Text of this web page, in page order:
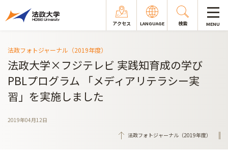
アクセス LANGUAGE 検索 MENU
法政フォトジャーナル（2019年度）
法政大学×フジテレビ 実践知育成の学び
PBLプログラム 「メディアリテラシー実
習」を実施しました
2019年04月12日
法政フォトジャーナル（2019年度）